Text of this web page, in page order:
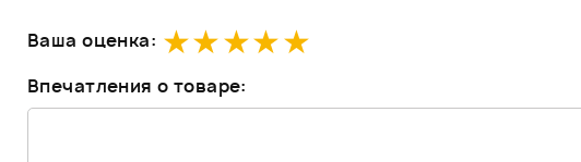
Ваша оценка:
Впечатления о товаре: